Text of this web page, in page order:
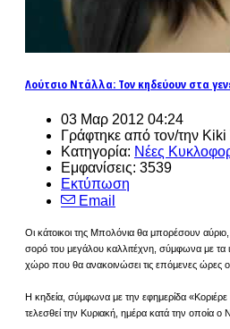
Λούτσιο Ντάλλα: Τον κηδεύουν στα
03 Μαρ 2012 04:24
Γράφτηκε από τον/την
Κατηγορία: Νέες
Εμφανίσεις: 3539
Εκτύπωση
Email
Οι κάτοικοι της Μπολόνια θα μπορέσουν
σορό του μεγάλου καλλιτέχνη, σύμφωνα με τα
χώρο που θα ανακοινώσει τις επόμενες ώρες
Η κηδεία, σύμφωνα με την εφημερίδα
τελεσθεί την Κυριακή, ημέρα κατά την οποία ο